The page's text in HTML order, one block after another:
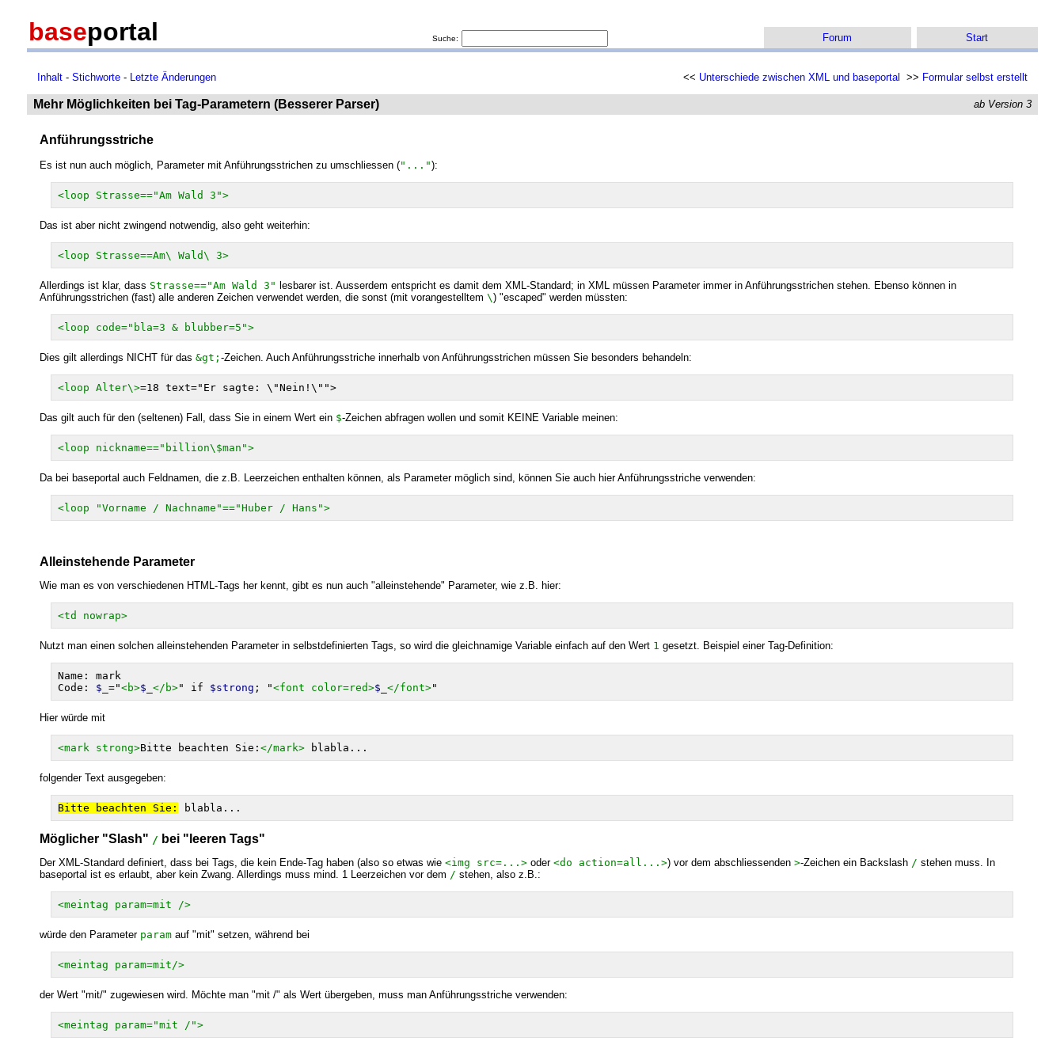
baseportal Suche: Forum Start
Inhalt- Stichworte- Letzte Änderungen << Unterschiede zwischen XML und baseportal >> Formular selbst erstellt
Mehr Möglichkeiten bei Tag-Parametern (Besserer Parser) ab Version 3
Anführungsstriche
Es ist nun auch möglich, Parameter mit Anführungsstrichen zu umschliessen ("..."):
<loop Strasse=="Am Wald 3">
Das ist aber nicht zwingend notwendig, also geht weiterhin:
<loop Strasse==Am\ Wald\ 3>
Allerdings ist klar, dass Strasse=="Am Wald 3" lesbarer ist. Ausserdem entspricht es damit dem XML-Standard; in XML müssen Parameter immer in Anführungsstrichen stehen. Ebenso können in
Anführungsstrichen (fast) alle anderen Zeichen verwendet werden, die sonst (mit vorangestelltem \) "escaped" werden müssten:
<loop code="bla=3 & blubber=5">
Dies gilt allerdings NICHT für das &gt; -Zeichen. Auch Anführungsstriche innerhalb von Anführungsstrichen müssen Sie besonders behandeln:
<loop Alter\>
Das gilt auch für den (seltenen) Fall, dass Sie in einem Wert ein $-Zeichen abfragen wollen und somit KEINE Variable meinen:
<loop nickname=="billion\$man">
Da bei baseportal auch Feldnamen, die z.B. Leerzeichen enthalten können, als Parameter möglich sind, können Sie auch hier Anführungsstriche verwenden:
<loop "Vorname / Nachname"=="Huber / Hans">
Alleinstehende Parameter
Wie man es von verschiedenen HTML-Tags her kennt, gibt es nun auch "alleinstehende" Parameter, wie z.B. hier:
<td nowrap>
Nutzt man einen solchen alleinstehenden Parameter in selbstdefinierten Tags, so wird die gleichnamige Variable einfach auf den Wert 1 gesetzt. Beispiel einer Tag-Definition:
Name: mark
Code: $_ ="<b>$_ </b>" if $strong ; "<font color=red>$_ </font>
Hier würde mit
<mark strong>Bitte beachten Sie: </mark>
folgender Text ausgegeben:
Bitte beachten Sie: blabla...
Möglicher "Slash" / bei "leeren Tags"
Der XML-Standard definiert, dass bei Tags, die kein Ende-Tag haben (also so etwas wie <img src=...> oder <do action=all...>) vor dem abschliessenden >-Zeichen ein Backslash / stehen muss. In
baseportal ist es erlaubt, aber kein Zwang. Allerdings muss mind. 1 Leerzeichen vor dem / stehen, also z.B.:
<meintag param=mit />
würde den Parameter param auf "mit" setzen, während bei
<meintag param=mit/>
der Wert "mit/" zugewiesen wird. Möchte man "mit /" als Wert übergeben, muss man Anführungsstriche verwenden:
<meintag param="mit /">